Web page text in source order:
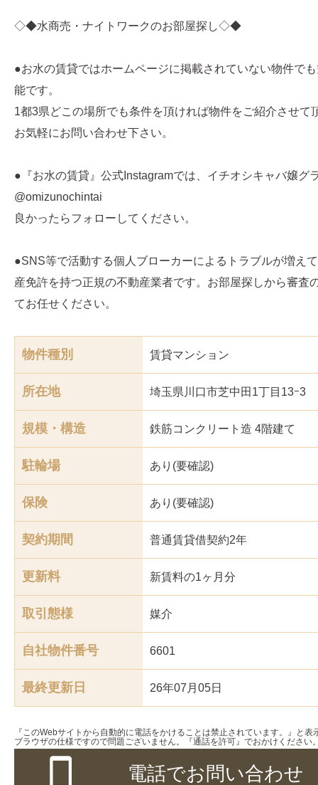
◇◆水商売・ナイトワークのお部屋探し◇◆
●お水の賃貸ではホームページに掲載されていない物件で
能です。
1都3県どこの場所でも条件を頂ければ物件をご紹介させて
お気軽にお問い合わせ下さい。
●『お水の賃貸』公式Instagramでは、イチオシキャバ嬢グ
@omizunochintai
良かったらフォローしてください。
●SNS等で活動する個人ブローカーによるトラブルが増え
産免許を持つ正規の不動産業者です。お部屋探しから審査
てお任せください。
物件種別 賃貸マンション
所在地 埼玉県川口市芝中田1丁目13ｰ3
規模・構造 鉄筋コンクリート造 4階建て
駐輪場 あり(要確認)
保険 あり(要確認)
契約期間 普通賃貸借契約2年
更新料 新賃料の1ヶ月分
取引態様 媒介
自社物件番号 6601
最終更新日 26年07月05日
『このWebサイトから自動的に電話をかけることは禁止されています。』と
ブラウザの仕様ですので問題ございません。『通話を許可』でおかけください
電話でお問い合わせ